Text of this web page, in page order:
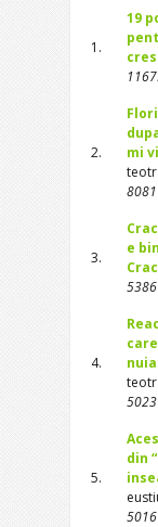
1.
19
2.
mi
3.
e
4.
5.
din